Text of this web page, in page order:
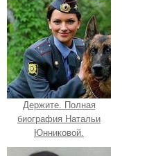
Держите. Полная
биография Натальи
Юнниковой.